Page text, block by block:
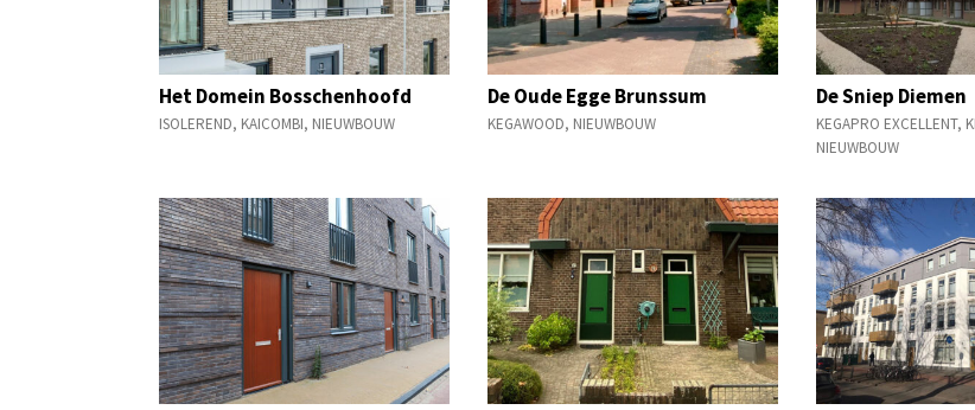
Het Domein Bosschenhoofd
ISOLEREND, KAICOMBI, NIEUWBOUW
De Oude Egge Brunssum
KEGAWOOD, NIEUWBOUW
De Sniep Diemen
KEGAPRO EXCELLENT,
NIEUWBOUW